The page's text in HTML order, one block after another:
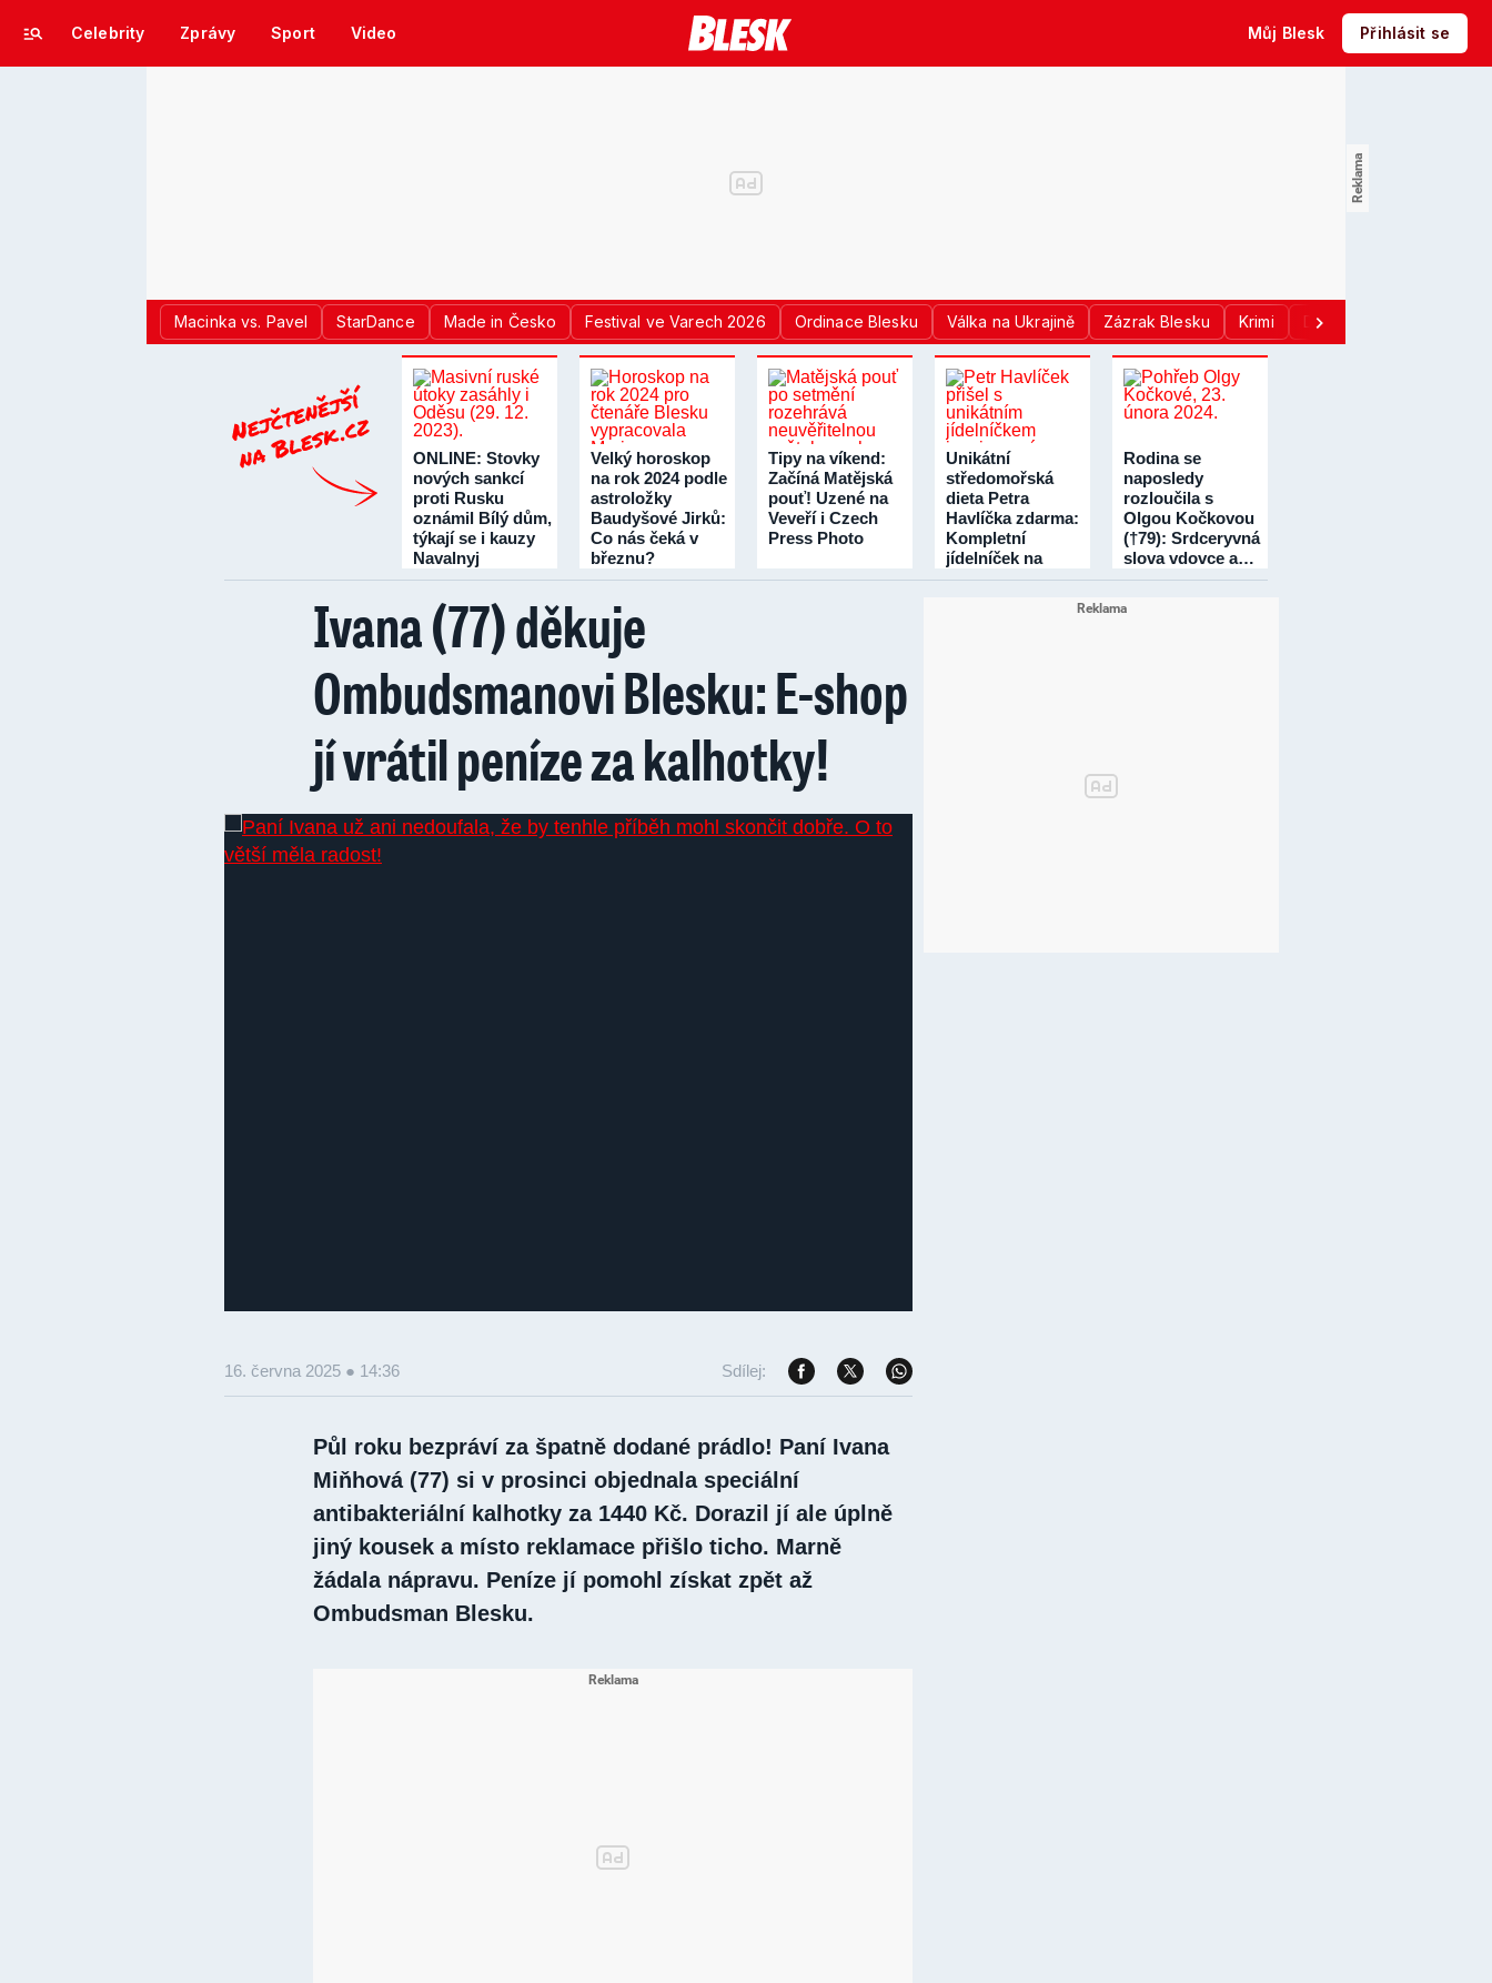
Celebrity Zprávy Sport Video Můj Blesk Přihlásit se
Macinka vs. Pavel StarDance Made in Česko Festival ve Varech 2026 Ordinace Blesku Válka na Ukrajině Zázrak Blesku Krimi Donald Trump
ONLINE: Stovky
nových sankcí
proti Rusku
oznámil Bílý dům,
týkají se i kauzy
Navalnyj
Velký horoskop
na rok 2024 podle
astroložky
Baudyšové Jirků:
Co nás čeká v
březnu?
Tipy na víkend:
Začíná Matějská
pouť! Uzené na
Veveří i Czech
Press Photo
Unikátní
středomořská
dieta Petra
Havlíčka zdarma:
Kompletní
jídelníček na
třicet dní!
Rodina se
naposledy
rozloučila s
Olgou Kočkovou
(†79): Srdceryvná
slova vdovce a…
Ivana (77) děkuje
Ombudsmanovi Blesku: E-shop
jí vrátil peníze za kalhotky!
16. června 2025 ● 14:36 Sdílej:
Půl roku bezpráví za špatně dodané prádlo! Paní Ivana
Miňhová (77) si v prosinci objednala speciální
antibakteriální kalhotky za 1440 Kč. Dorazil jí ale úplně
jiný kousek a místo reklamace přišlo ticho. Marně
žádala nápravu. Peníze jí pomohl získat zpět až
Ombudsman Blesku.